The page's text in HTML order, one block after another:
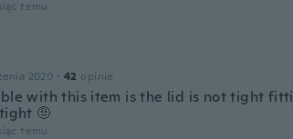
temu
2020 · 42 opinie
with this item is the lid is not tight
🤨
temu